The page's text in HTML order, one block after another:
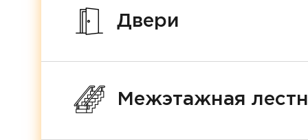
Двери
Межэтажная